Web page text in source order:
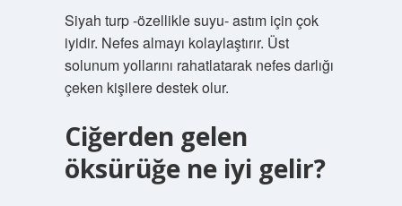
Siyah turp -özellikle suyu- astım için çok
iyidir. Nefes almayı kolaylaştırır. Üst
solunum yollarını rahatlatarak nefes darlığı
çeken kişilere destek olur.
Ciğerden gelen
öksürüğe ne iyi gelir?